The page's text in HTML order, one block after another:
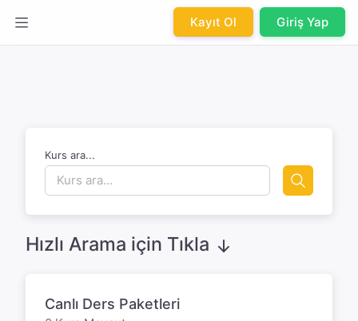
Kayıt Ol Giriş Yap
Kurs ara...
Hızlı Arama için Tıkla
Canlı Ders Paketleri